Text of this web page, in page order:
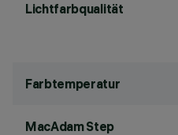
Lichtfarbqualität
Farbtemperatur
MacAdam Step